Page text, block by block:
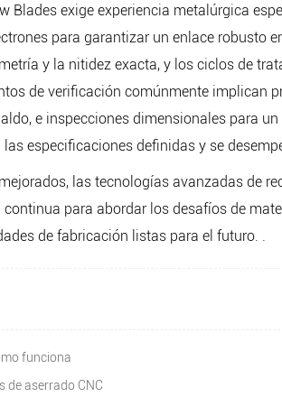
exige experiencia metalúrgica
para garantizar un enlace robusto
y la nitidez exacta, y los ciclos de
de verificación comúnmente implican
e inspecciones dimensionales para
especificaciones definidas y se
las tecnologías avanzadas de
para abordar los desafíos de
de fabricación listas para el futuro. .
funciona
de aserrado CNC